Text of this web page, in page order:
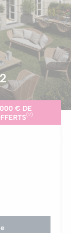
€ DE
(2)